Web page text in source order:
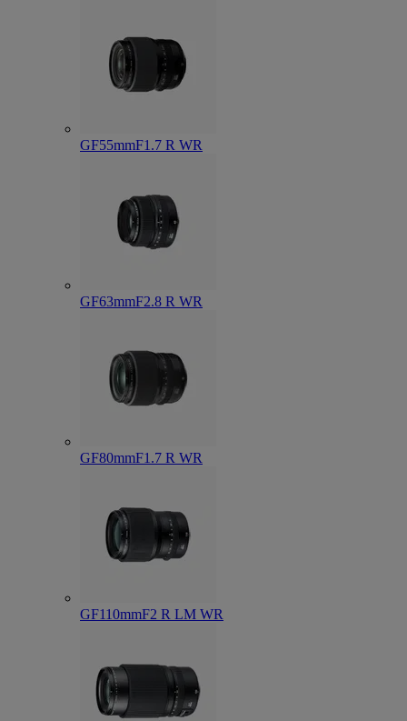
GF55mmF1.7 R WR
GF63mmF2.8 R WR
GF80mmF1.7 R WR
GF110mmF2 R LM WR